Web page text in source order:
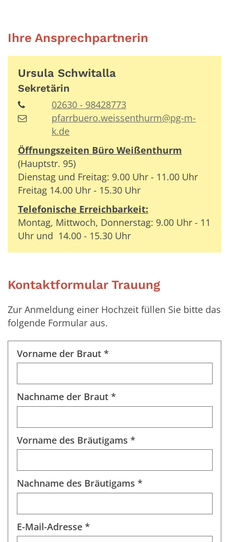
Ihre Ansprechpartnerin
Ursula Schwitalla
Sekretärin
02630 - 98428773
pfarrbuero.weissenthurm@pg-m-
k.de
Öffnungszeiten Büro Weißenthurm
(Hauptstr. 95)
Dienstag und Freitag: 9.00 Uhr - 11.00 Uhr
Freitag 14.00 Uhr - 15.30 Uhr
Telefonische Erreichbarkeit:
Montag, Mittwoch, Donnerstag: 9.00 Uhr - 11
Uhr und 14.00 - 15.30 Uhr
Kontaktformular Trauung
Zur Anmeldung einer Hochzeit füllen Sie bitte das
folgende Formular aus.
Vorname der Braut *
Nachname der Braut *
Vorname des Bräutigams *
Nachname des Bräutigams *
E-Mail-Adresse *